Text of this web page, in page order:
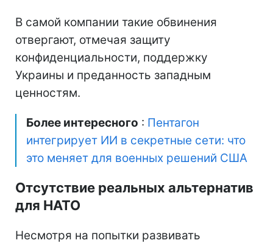
В самой компании такие обвинения
отвергают, отмечая защиту
конфиденциальности, поддержку
Украины и преданность западным
ценностям.
Более интересного : Пентагон
интегрирует ИИ в секретные сети: что
это меняет для военных решений США
Отсутствие реальных альтернатив
для НАТО
Несмотря на попытки развивать